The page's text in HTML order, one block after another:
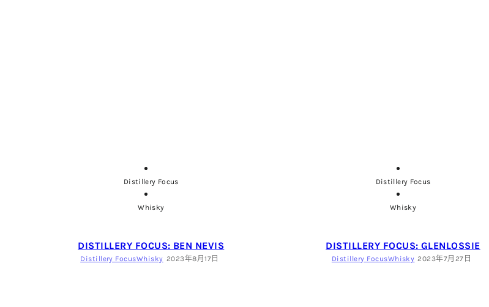
Distillery Focus
Whisky
DISTILLERY FOCUS: BEN NEVIS
Distillery FocusWhisky 2023年8月17日
Distillery Focus
Whisky
DISTILLERY FOCUS: GLENLOSSIE
Distillery FocusWhisky 2023年7月27日